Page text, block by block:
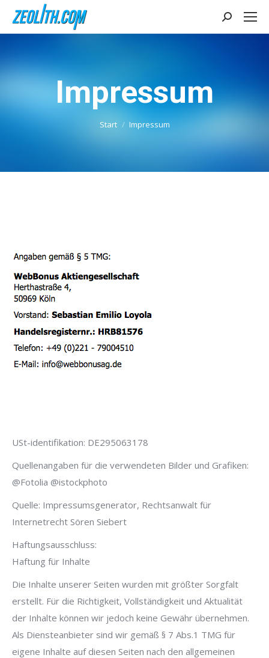
Search:
Impressum
Sie befinden sich hier:
Start Impressum
USt-identifikation: DE295063178
Quellenangaben für die verwendeten Bilder und Grafiken:
@Fotolia @istockphoto
Quelle: Impressumsgenerator, Rechtsanwalt für
Internetrecht Sören Siebert
Haftungsausschluss:
Haftung für Inhalte
Die Inhalte unserer Seiten wurden mit größter Sorgfalt
erstellt. Für die Richtigkeit, Vollständigkeit und Aktualität
der Inhalte können wir jedoch keine Gewähr übernehmen.
Als Diensteanbieter sind wir gemäß § 7 Abs.1 TMG für
eigene Inhalte auf diesen Seiten nach den allgemeinen